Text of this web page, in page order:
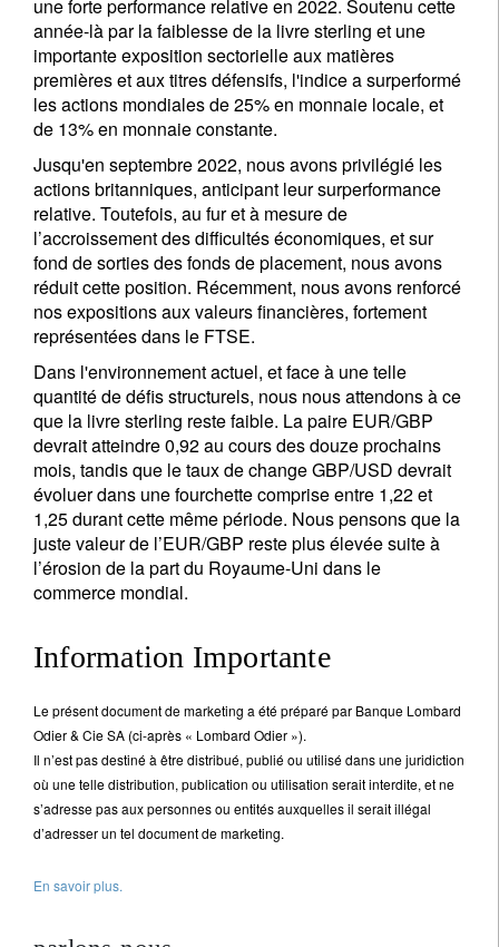
une forte performance relative en 2022. Soutenu cette
année-là par la faiblesse de la livre sterling et une
importante exposition sectorielle aux matières
premières et aux titres défensifs, l'indice a surperformé
les actions mondiales de 25% en monnaie locale, et
de 13% en monnaie constante.
Jusqu'en septembre 2022, nous avons privilégié les
actions britanniques, anticipant leur surperformance
relative. Toutefois, au fur et à mesure de
l’accroissement des difficultés économiques, et sur
fond de sorties des fonds de placement, nous avons
réduit cette position. Récemment, nous avons renforcé
nos expositions aux valeurs financières, fortement
représentées dans le FTSE.
Dans l'environnement actuel, et face à une telle
quantité de défis structurels, nous nous attendons à ce
que la livre sterling reste faible. La paire EUR/GBP
devrait atteindre 0,92 au cours des douze prochains
mois, tandis que le taux de change GBP/USD devrait
évoluer dans une fourchette comprise entre 1,22 et
1,25 durant cette même période. Nous pensons que la
juste valeur de l’EUR/GBP reste plus élevée suite à
l’érosion de la part du Royaume-Uni dans le
commerce mondial.
Information Importante
Le présent document de marketing a été préparé par Banque Lombard
Odier & Cie SA (ci-après « Lombard Odier »).
Il n’est pas destiné à être distribué, publié ou utilisé dans une juridiction
où une telle distribution, publication ou utilisation serait interdite, et ne
s’adresse pas aux personnes ou entités auxquelles il serait illégal
d’adresser un tel document de marketing.
En savoir plus.